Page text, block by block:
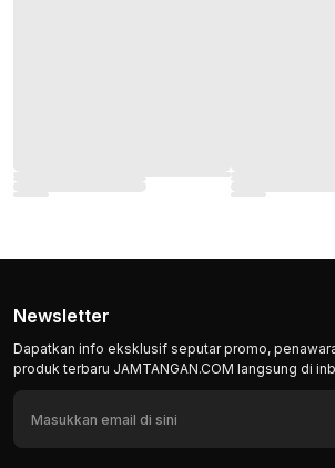
Newsletter
Dapatkan info eksklusif seputar promo,
produk terbaru JAMTANGAN.COM langsung di